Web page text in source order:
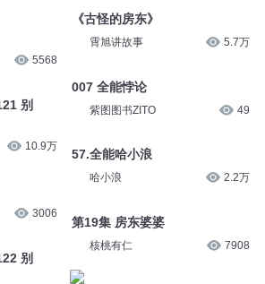
5568
别
10.9万
3006
别
《古怪的房东》
霄旭讲故事 5.7万
007 全能悖论
紫图图书ZITO 49
57.全能哈小浪
哈小浪 2.2万
第19集 房东婆婆
核桃有仁 7908